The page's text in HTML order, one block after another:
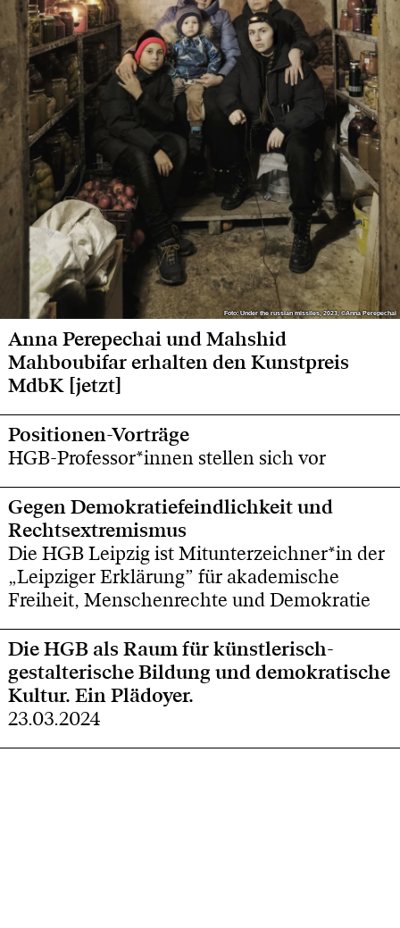
Foto: Under the russian missiles, 2023, ©Anna Perepechai
Foto: Under the russian missiles, 2023, ©Anna Perepechai
Anna Perepechai und Mahshid
Mahboubifar erhalten den Kunstpreis
MdbK [jetzt]
Positionen-Vorträge
HGB-Professor*innen stellen sich vor
Gegen Demokratiefeindlichkeit und
Rechtsextremismus
Die HGB Leipzig ist Mitunterzeichner*in der
„Leipziger Erklärung” für akademische
Freiheit, Menschenrechte und Demokratie
Die HGB als Raum für künstlerisch-
gestalterische Bildung und demokratische
Kultur. Ein Plädoyer.
23.03.2024